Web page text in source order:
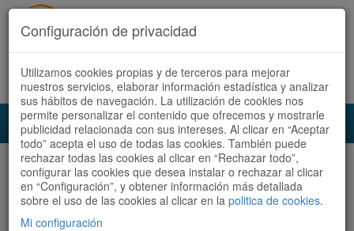
Acceder Registrate ahora Español | Català
Audioruta Todas las rutas
Todas las rutas
Ordenar por: Más recientes /
Configuración de privacidad
Utilizamos cookies propias y de terceros para mejorar
nuestros servicios, elaborar información estadística y analizar
sus hábitos de navegación. La utilización de cookies nos
permite personalizar el contenido que ofrecemos y mostrarle
publicidad relacionada con sus intereses. Al clicar en “Aceptar
todo” acepta el uso de todas las cookies. También puede
rechazar todas las cookies al clicar en “Rechazar todo”,
configurar las cookies que desea instalar o rechazar al clicar
en “Configuración”, y obtener información más detallada
sobre el uso de las cookies al clicar en la politica de cookies.
Mi configuración